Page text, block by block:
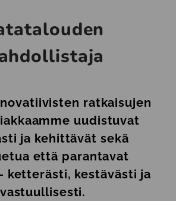
ratkaisujen
uudistuvat
ja kehittävät sekä
että parantavat
ketterästi, kestävästi ja
vastuullisesti.